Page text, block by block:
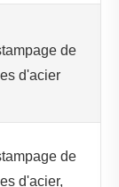
de
d'acier
de
d'acier,